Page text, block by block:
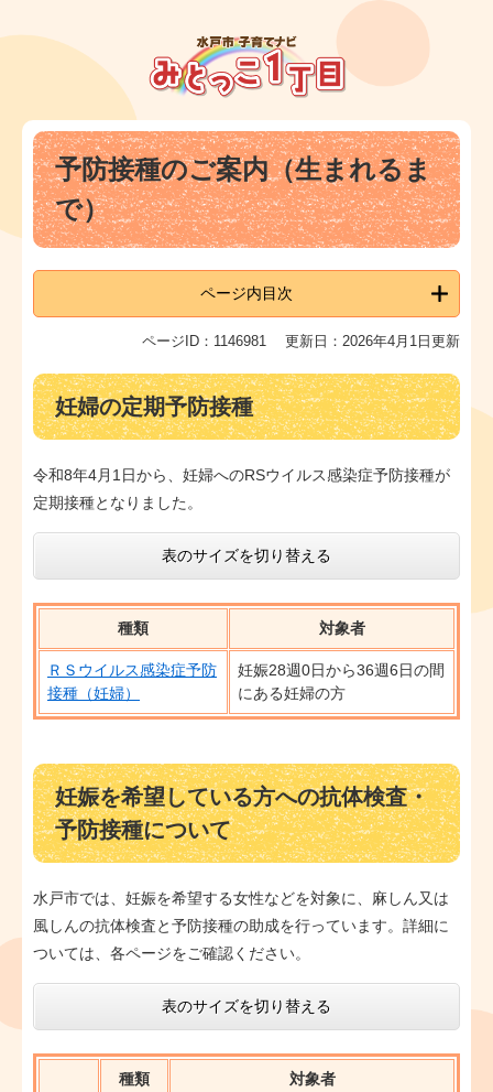
ー
ニ
本
文 予防接種のご案内（生まれるま
で）
ページ内目次
ページID：1146981 更新日：2026年4月1日更新
妊婦の定期予防接種
令和8年4月1日から、妊婦へのRSウイルス感染症予防接種が
定期接種となりました。
表のサイズを切り替える
種類 対象者
ＲＳウイルス感染症予防
接種（妊婦）
妊娠28週0日から36週6日の間
にある妊婦の方
妊娠を希望している方への抗体検査・
予防接種について
水戸市では、妊娠を希望する女性などを対象に、麻しん又は
風しんの抗体検査と予防接種の助成を行っています。詳細に
ついては、各ページをご確認ください。
表のサイズを切り替える
種類 対象者